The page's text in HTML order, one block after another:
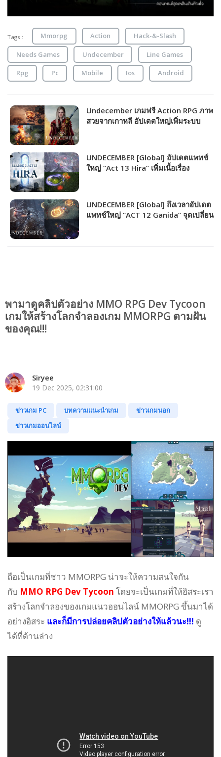
Tags : Mmorpg Action Hack-&-Slash
Needs Games Undecember Line Games
Rpg Pc Mobile Ios Android
Undecember เกมฟรี Action RPG ภาพ
สวยจากเกาหลี อัปเดตใหญ่เพิ่มระบบ
UNDECEMBER [Global] อัปเดตแพทช์
ใหญ่ “Act 13 Hira” เพิ่มเนื้อเรื่อง
UNDECEMBER [Global] ถึงเวลาอัปเดต
แพทช์ใหญ่ “ACT 12 Ganida” จุดเปลี่ยน
พามาดูคลิปตัวอย่าง MMO RPG Dev Tycoon
เกมให้สร้างโลกจำลองเกม MMORPG ตามฝัน
ของคุณ!!!
Siryee
19 Dec 2025, 02:31:00
ข่าวเกม PC บทความแนะนำเกม
ข่าวเกมนอก
ข่าวเกมออนไลน์
ถือเป็นเกมที่ชาว MMORPG น่าจะให้ความสนใจกัน
กับ MMO RPG Dev Tycoon โดยจะเป็นเกมที่ให้อิสระเรา
สร้างโลกจำลองของเกมแนวออนไลน์ MMORPG ขึ้นมาได้
อย่างอิสระ และก็มีการปล่อยคลิปตัวอย่างให้แล้วนะ!!! ดู
ได้ที่ด้านล่าง